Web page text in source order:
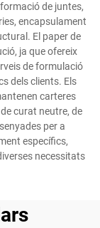
de juntes,
encapsulament
El paper de
ja que ofereix
de formulació
dels clients. Els
carteres
curat neutre, de
per a
específics,
necessitats